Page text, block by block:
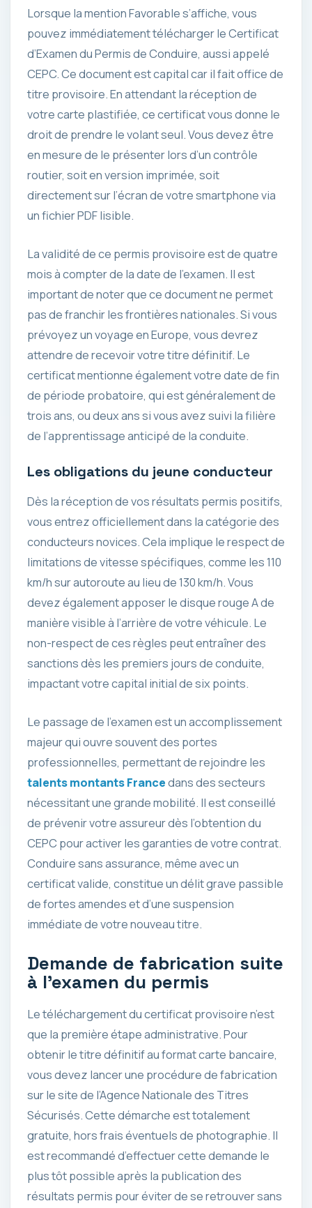
Lorsque la mention Favorable s’affiche, vous
pouvez immédiatement télécharger le Certificat
d’Examen du Permis de Conduire, aussi appelé
CEPC. Ce document est capital car il fait office de
titre provisoire. En attendant la réception de
votre carte plastifiée, ce certificat vous donne le
droit de prendre le volant seul. Vous devez être
en mesure de le présenter lors d’un contrôle
routier, soit en version imprimée, soit
directement sur l’écran de votre smartphone via
un fichier PDF lisible.
La validité de ce permis provisoire est de quatre
mois à compter de la date de l’examen. Il est
important de noter que ce document ne permet
pas de franchir les frontières nationales. Si vous
prévoyez un voyage en Europe, vous devrez
attendre de recevoir votre titre définitif. Le
certificat mentionne également votre date de fin
de période probatoire, qui est généralement de
trois ans, ou deux ans si vous avez suivi la filière
de l’apprentissage anticipé de la conduite.
Les obligations du jeune conducteur
Dès la réception de vos résultats permis positifs,
vous entrez officiellement dans la catégorie des
conducteurs novices. Cela implique le respect de
limitations de vitesse spécifiques, comme les 110
km/h sur autoroute au lieu de 130 km/h. Vous
devez également apposer le disque rouge A de
manière visible à l’arrière de votre véhicule. Le
non-respect de ces règles peut entraîner des
sanctions dès les premiers jours de conduite,
impactant votre capital initial de six points.
Le passage de l’examen est un accomplissement
majeur qui ouvre souvent des portes
professionnelles, permettant de rejoindre les
talents montants Francedans des secteurs
nécessitant une grande mobilité. Il est conseillé
de prévenir votre assureur dès l’obtention du
CEPC pour activer les garanties de votre contrat.
Conduire sans assurance, même avec un
certificat valide, constitue un délit grave passible
de fortes amendes et d’une suspension
immédiate de votre nouveau titre.
Demande de fabrication suite
à l’examen du permis
Le téléchargement du certificat provisoire n’est
que la première étape administrative. Pour
obtenir le titre définitif au format carte bancaire,
vous devez lancer une procédure de fabrication
sur le site de l’Agence Nationale des Titres
Sécurisés. Cette démarche est totalement
gratuite, hors frais éventuels de photographie. Il
est recommandé d’effectuer cette demande le
plus tôt possible après la publication des
résultats permis pour éviter de se retrouver sans